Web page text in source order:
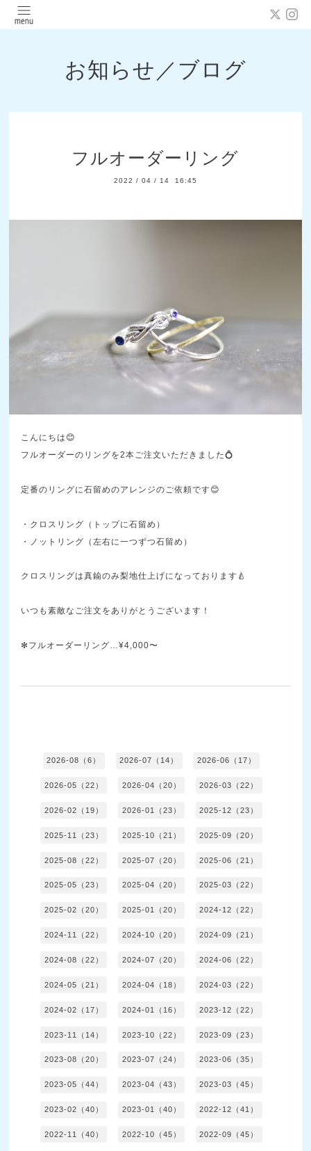
お知らせ／ブログ
フルオーダーリング
2022 / 04 / 14 16:45
こんにちは😊
フルオーダーのリングを2本ご注文いただきました💍
定番のリングに石留めのアレンジのご依頼です😊
・クロスリング（トップに石留め）
・ノットリング（左右に一つずつ石留め）
クロスリングは真鍮のみ梨地仕上げになっております🍐
いつも素敵なご注文をありがとうございます！
✻フルオーダーリング…¥4,000〜
2026-08（6） 2026-07（14） 2026-06（17）
2026-05（22） 2026-04（20） 2026-03（22）
2026-02（19） 2026-01（23） 2025-12（23）
2025-11（23） 2025-10（21） 2025-09（20）
2025-08（22） 2025-07（20） 2025-06（21）
2025-05（23） 2025-04（20） 2025-03（22）
2025-02（20） 2025-01（20） 2024-12（22）
2024-11（22） 2024-10（20） 2024-09（21）
2024-08（22） 2024-07（20） 2024-06（22）
2024-05（21） 2024-04（18） 2024-03（22）
2024-02（17） 2024-01（16） 2023-12（22）
2023-11（14） 2023-10（22） 2023-09（23）
2023-08（20） 2023-07（24） 2023-06（35）
2023-05（44） 2023-04（43） 2023-03（45）
2023-02（40） 2023-01（40） 2022-12（41）
2022-11（40） 2022-10（45） 2022-09（45）